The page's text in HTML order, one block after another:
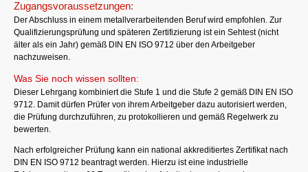
Zugangsvoraussetzungen:
Der Abschluss in einem metallverarbeitenden Beruf wird empfohlen. Zur
Qualifizierungsprüfung und späteren Zertifizierung ist ein Sehtest (nicht
älter als ein Jahr) gemäß DIN EN ISO 9712 über den Arbeitgeber
nachzuweisen.
Was Sie noch wissen sollten:
Dieser Lehrgang kombiniert die Stufe 1 und die Stufe 2 gemäß DIN EN ISO
9712. Damit dürfen Prüfer von ihrem Arbeitgeber dazu autorisiert werden,
die Prüfung durchzuführen, zu protokollieren und gemäß Regelwerk zu
bewerten.
Nach erfolgreicher Prüfung kann ein national akkreditiertes Zertifikat nach
DIN EN ISO 9712 beantragt werden. Hierzu ist eine industrielle